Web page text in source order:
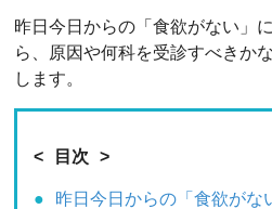
昨日今日からの「食欲がない」
ら、原因や何科を受診すべきか
します。
目次
昨日今日からの「食欲がな